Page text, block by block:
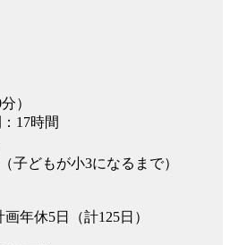
）
17時間
子どもが小3になるまで）
年休5日（計125日）